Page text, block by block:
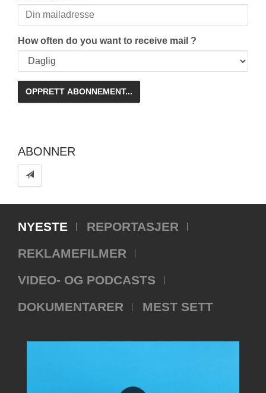
How often do you want to receive mail ?
ABONNER
NYESTE
REPORTASJER
REKLAMEFILMER
VIDEO- OG PODCASTS
DOKUMENTARER
MEST SETT